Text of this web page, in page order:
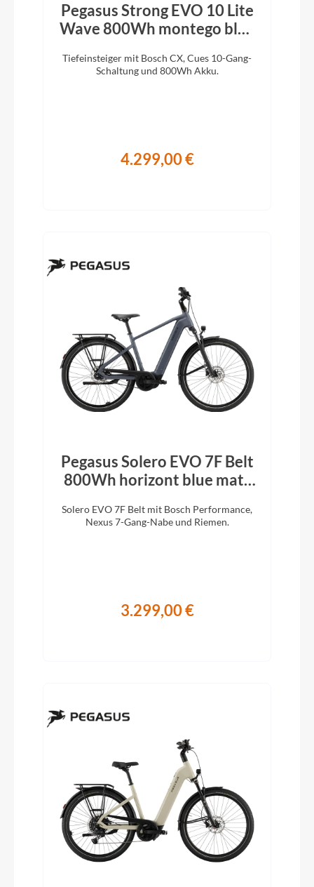
Pegasus Strong EVO 10 Lite
Wave 800Wh montego blue
Tiefeinsteiger mit Bosch CX, Cues 10-Gang-
Schaltung und 800Wh Akku.
4.299,00 €
Pegasus Solero EVO 7F Belt
800Wh horizont blue matt
Solero EVO 7F Belt mit Bosch Performance,
Nexus 7-Gang-Nabe und Riemen.
3.299,00 €